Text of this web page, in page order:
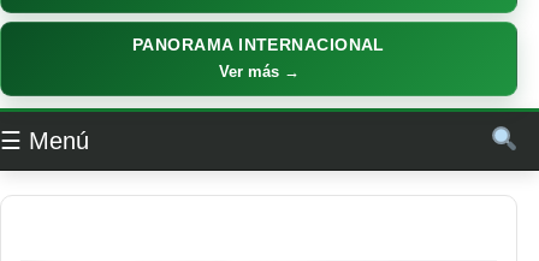
PANORAMA INTERNACIONAL
Ver más →
☰ Menú